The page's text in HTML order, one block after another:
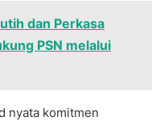
dan Perkasa
PSN melalui
nyata komitmen